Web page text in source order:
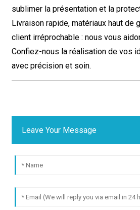
sublimer la présentation et la
Livraison rapide, matériaux haut de
client irréprochable : nous vous
Confiez-nous la réalisation de vos
avec précision et soin.
Leave Your Message